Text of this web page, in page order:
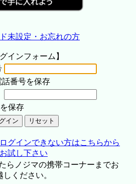
未設定・お忘れの方
グインフォーム】
話番号を保存
保存
グインできない方はこちらから
お試し下さい
らノジマの携帯コーナーまでお
しください。